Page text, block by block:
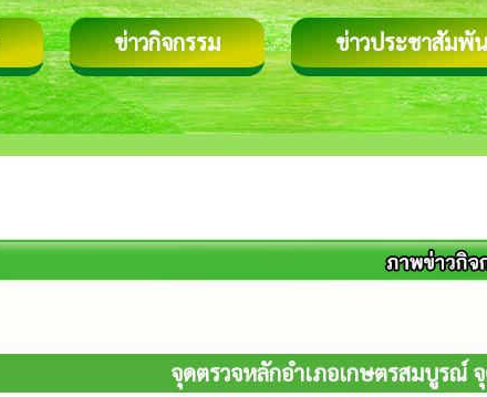
ข่าวกิจกรรม ข่าวประชาสัมพั
จุดตรวจหลักอำเภอเกษตรสมบูรณ์